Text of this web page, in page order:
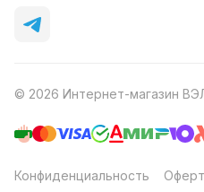
© 2026 Интернет-магазин
Конфиденциальность